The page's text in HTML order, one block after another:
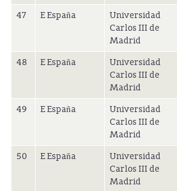
47 E España
Universidad
Carlos III de
Madrid
48 E España
Universidad
Carlos III de
Madrid
49 E España
Universidad
Carlos III de
Madrid
50 E España
Universidad
Carlos III de
Madrid